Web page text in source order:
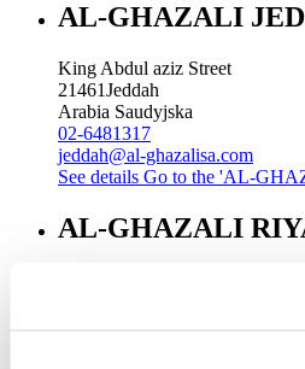
AL-GHAZALI
King Abdul aziz Street
21461Jeddah
Arabia Saudyjska
02-6481317
jeddah@al-ghazalisa.com
See details Go to the 'AL-
AL-GHAZALI